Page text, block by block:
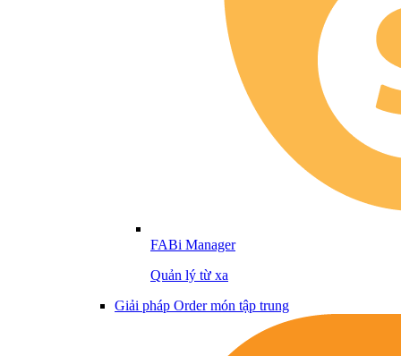
FABi Manager
Quản lý từ xa
Giải pháp Order món tập trung